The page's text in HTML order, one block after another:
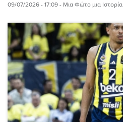
09/07/2026 - 17:09 - Μια Φώτο μια Ιστορία